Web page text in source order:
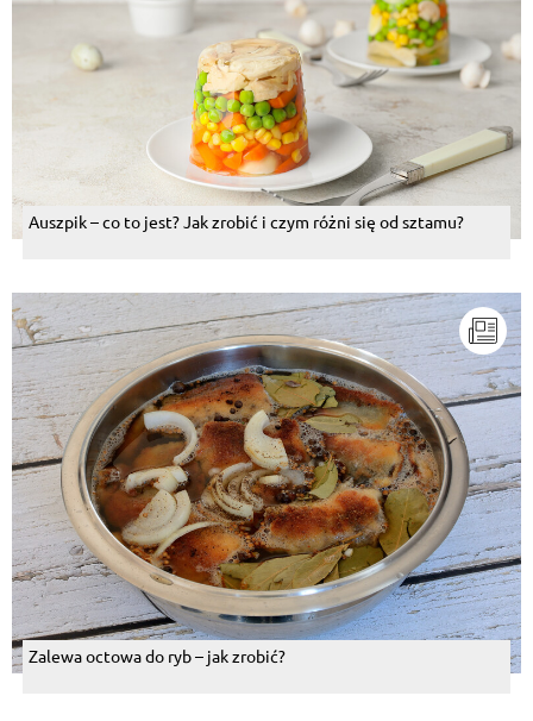
Auszpik – co to jest? Jak zrobić i czym różni się od sztamu?
Zalewa octowa do ryb – jak zrobić?